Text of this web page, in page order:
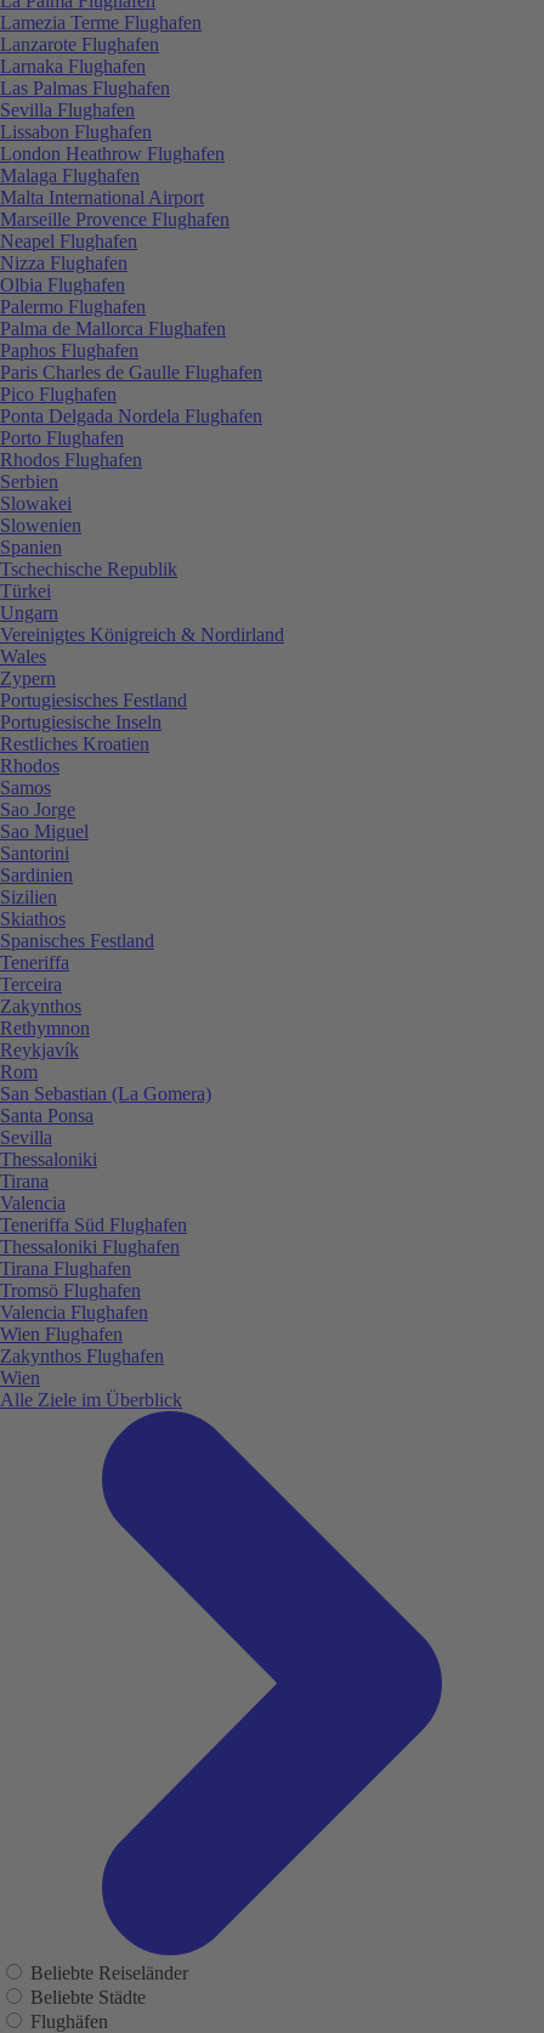
Lamezia Terme Flughafen
Lanzarote Flughafen
Larnaka Flughafen
Las Palmas Flughafen
Sevilla Flughafen
Lissabon Flughafen
London Heathrow Flughafen
Malaga Flughafen
Malta International Airport
Marseille Provence Flughafen
Neapel Flughafen
Nizza Flughafen
Olbia Flughafen
Palermo Flughafen
Palma de Mallorca Flughafen
Paphos Flughafen
Paris Charles de Gaulle Flughafen
Pico Flughafen
Ponta Delgada Nordela Flughafen
Porto Flughafen
Rhodos Flughafen
Serbien
Slowakei
Slowenien
Spanien
Tschechische Republik
Türkei
Ungarn
Vereinigtes Königreich & Nordirland
Wales
Zypern
Portugiesisches Festland
Portugiesische Inseln
Restliches Kroatien
Rhodos
Samos
Sao Jorge
Sao Miguel
Santorini
Sardinien
Sizilien
Skiathos
Spanisches Festland
Teneriffa
Terceira
Zakynthos
Rethymnon
Reykjavík
Rom
San Sebastian (La Gomera)
Santa Ponsa
Sevilla
Thessaloniki
Tirana
Valencia
Teneriffa Süd Flughafen
Thessaloniki Flughafen
Tirana Flughafen
Tromsö Flughafen
Valencia Flughafen
Wien Flughafen
Zakynthos Flughafen
Wien
Alle Ziele im Überblick
Beliebte Reiseländer
Beliebte Städte
Flughäfen